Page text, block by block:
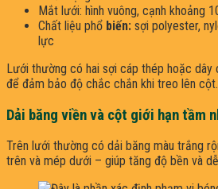
Mắt lưới: hình vuông, cạnh khoảng
Chất liệu phổ biến: sợi polyester,
lực
Lưới thường có hai sợi cáp thép hoặc
để đảm bảo độ chắc chắn khi treo lên cột.
Dải băng viền và cột giới hạn tầm
Trên lưới thường có dải băng màu trắng
trên và mép dưới – giúp tăng độ bền và